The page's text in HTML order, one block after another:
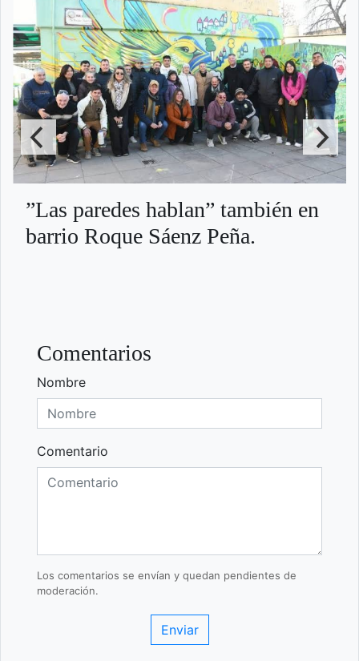
”Las paredes hablan” también en
barrio Roque Sáenz Peña.
Comentarios
Nombre
Comentario
Los comentarios se envían y quedan pendientes de
moderación.
Enviar